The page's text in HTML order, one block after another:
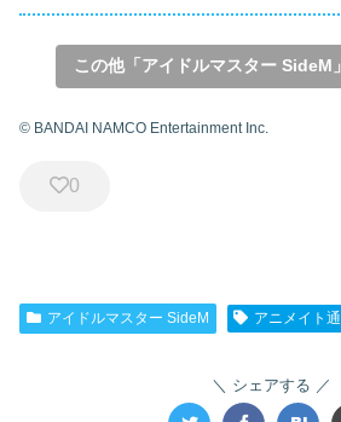
この他「アイドルマスター SideM
© BANDAI NAMCO Entertainment Inc.
0
アイドルマスター SideM アニメイト
シェアする